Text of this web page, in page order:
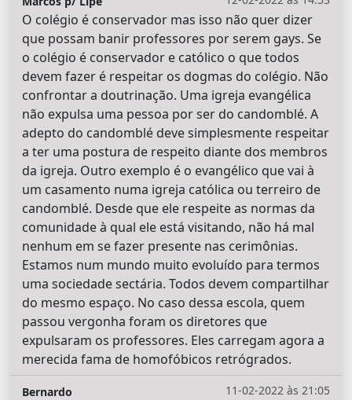
O colégio é conservador mas isso não quer dizer
que possam banir professores por serem gays. Se
o colégio é conservador e católico o que todos
devem fazer é respeitar os dogmas do colégio. Não
confrontar a doutrinação. Uma igreja evangélica
não expulsa uma pessoa por ser do candomblé. A
adepto do candomblé deve simplesmente respeitar
a ter uma postura de respeito diante dos membros
da igreja. Outro exemplo é o evangélico que vai à
um casamento numa igreja católica ou terreiro de
candomblé. Desde que ele respeite as normas da
comunidade à qual ele está visitando, não há mal
nenhum em se fazer presente nas cerimônias.
Estamos num mundo muito evoluído para termos
uma sociedade sectária. Todos devem compartilhar
do mesmo espaço. No caso dessa escola, quem
passou vergonha foram os diretores que
expulsaram os professores. Eles carregam agora a
merecida fama de homofóbicos retrógrados.
11-02-2022 às 21:05
Bernardo